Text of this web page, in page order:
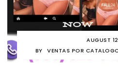
AUGUST
BY
VENTAS POR